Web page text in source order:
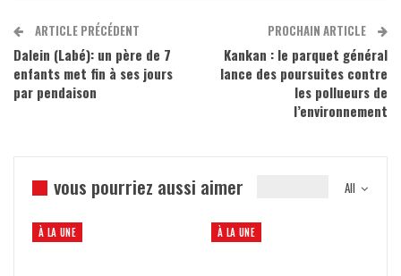
ARTICLE PRÉCÉDENT
Dalein (Labé): un père de 7
enfants met fin à ses jours
par pendaison
PROCHAIN ARTICLE
Kankan : le parquet général
lance des poursuites contre
les pollueurs de
l’environnement
All
vous pourriez aussi aimer
À LA UNE À LA UNE